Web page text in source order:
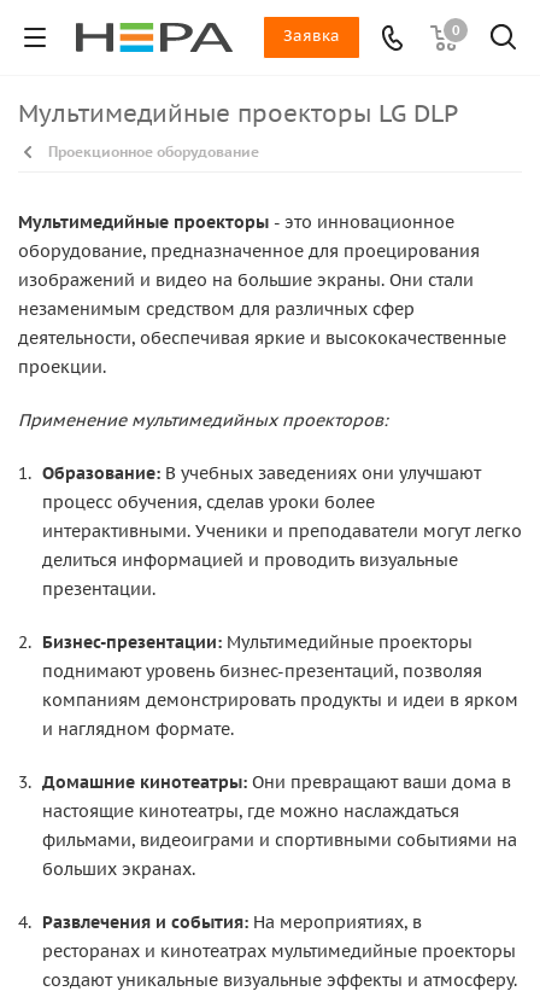
0
Заявка
Мультимедийные проекторы LG DLP
Проекционное оборудование
Мультимедийные проекторы - это инновационное
оборудование, предназначенное для проецирования
изображений и видео на большие экраны. Они стали
незаменимым средством для различных сфер
деятельности, обеспечивая яркие и высококачественные
проекции.
Применение мультимедийных проекторов:
Образование: В учебных заведениях они улучшают
процесс обучения, сделав уроки более
интерактивными. Ученики и преподаватели могут легко
делиться информацией и проводить визуальные
презентации.
Бизнес-презентации: Мультимедийные проекторы
поднимают уровень бизнес-презентаций, позволяя
компаниям демонстрировать продукты и идеи в ярком
и наглядном формате.
Домашние кинотеатры: Они превращают ваши дома в
настоящие кинотеатры, где можно наслаждаться
фильмами, видеоиграми и спортивными событиями на
больших экранах.
Развлечения и события: На мероприятиях, в
ресторанах и кинотеатрах мультимедийные проекторы
создают уникальные визуальные эффекты и атмосферу.